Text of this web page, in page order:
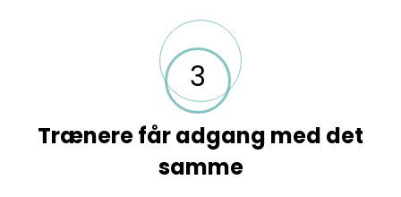
3
Trænere får adgang med det
samme